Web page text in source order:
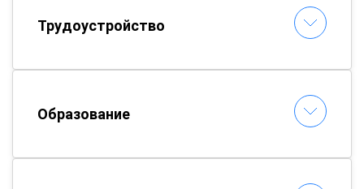
Трудоустройство
Образование